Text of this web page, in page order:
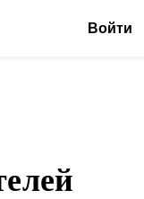
Войти